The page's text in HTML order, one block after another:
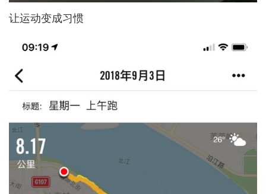
让运动变成习惯